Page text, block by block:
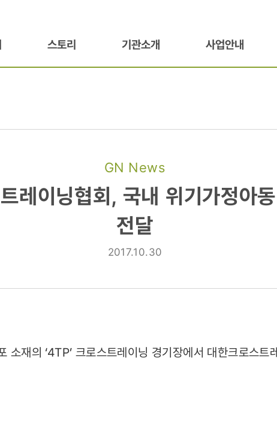
스토리 기관소개 사업안내
GN News
레이닝협회,
레이닝협회, 국내 위기가정아
전달
2017.10.30
소재의 ‘4TP’ 크로스트레이닝 경기장에서 대한크로스트